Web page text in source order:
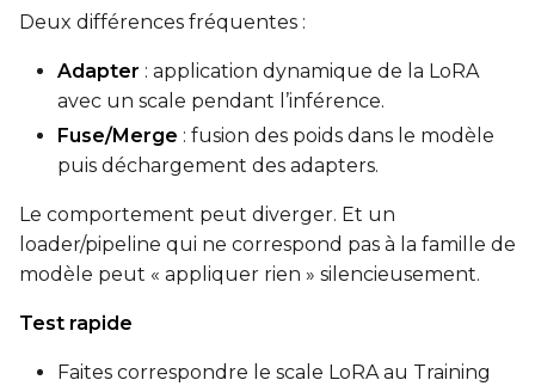
Deux différences fréquentes :
Adapter : application dynamique de la LoRA
avec un scale pendant l’inférence.
Fuse/Merge : fusion des poids dans le modèle
puis déchargement des adapters.
Le comportement peut diverger. Et un
loader/pipeline qui ne correspond pas à la famille de
modèle peut « appliquer rien » silencieusement.
Test rapide
Faites correspondre le scale LoRA au Training